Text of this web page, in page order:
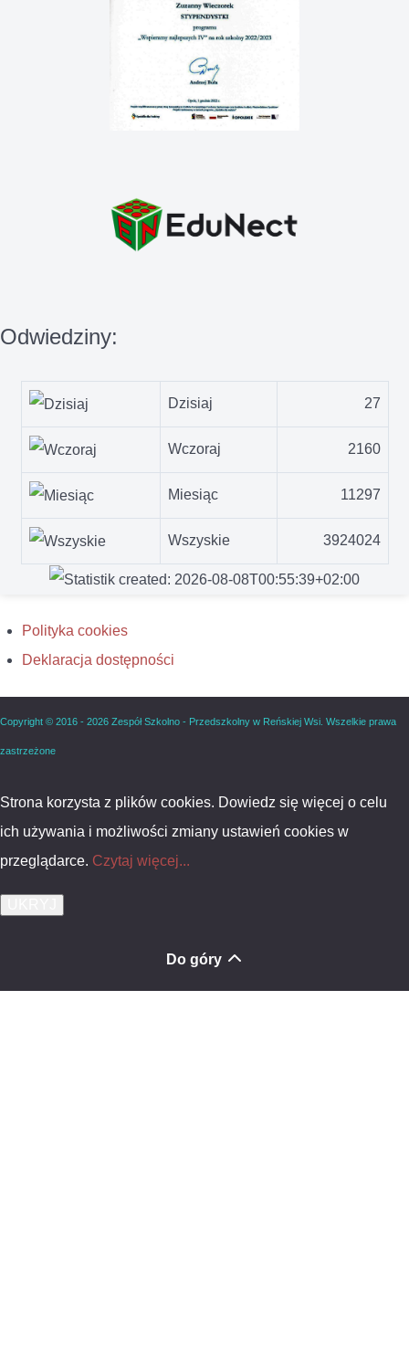
Odwiedziny:
Dzisiaj 27
Wczoraj 2160
Miesiąc 11297
Wszyskie 3924024
Polityka cookies
Deklaracja dostępności
Copyright © 2016 - 2026 Zespół Szkolno - Przedszkolny w Reńskiej Wsi. Wszelkie prawa
zastrzeżone
Strona korzysta z plików cookies. Dowiedz się więcej o celu
ich używania i możliwości zmiany ustawień cookies w
przeglądarce. Czytaj więcej...
Do góry